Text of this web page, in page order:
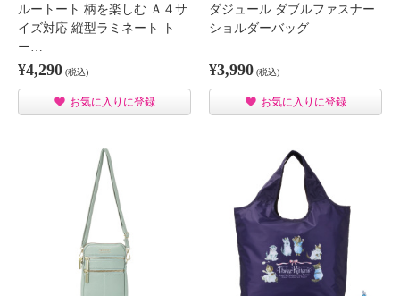
ルートート 柄を楽しむ Ａ４サ
イズ対応 縦型ラミネート ト
ー…
¥4,290 (税込)
お気に入りに登録
ダジュール ダブルファスナー
ショルダーバッグ
¥3,990 (税込)
お気に入りに登録